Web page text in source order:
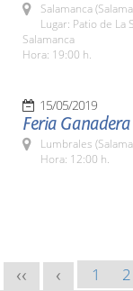
Salamanca
Lugar: Patio de La
Salamanca
Hora: 19:00 h.
15/05/2019
Feria
Lumbrales
Hora: 12:00 h.
<< < 1 2